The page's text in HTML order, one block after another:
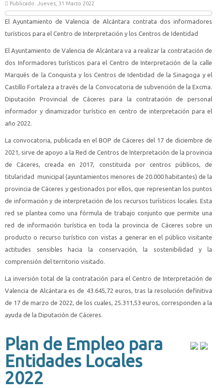
Publicado: Jueves, 31 Marzo 2022
El Ayuntamiento de Valencia de Alcántara contrata dos informadores
turísticos para el Centro de Interpretación y los Centros de Identidad
El Ayuntamiento de Valencia de Alcántara va a realizar la contratación de
dos Informadores turísticos para el Centro de Interpretación de la calle
Marqués de la Conquista y los Centros de Identidad de la Sinagoga y el
Castillo Fortaleza a través de la Convocatoria de subvención de la Excma.
Diputación Provincial de Cáceres para la contratación de personal
informador y dinamizador turístico en centro de interpretación para el
año 2022.
La convocatoria, publicada en el BOP de Cáceres del 17 de diciembre de
2021, sirve de apoyo a la Red de Centros de Interpretación de la provincia
de Cáceres, creada en 2017, constituida por centros públicos, de
titularidad municipal (ayuntamientos menores de 20.000 habitantes) de la
provincia de Cáceres y gestionados por ellos, que representan los puntos
de información y de interpretación de los recursos turísticos locales. Esta
red se plantea como una fórmula de trabajo conjunto que permite una
red de información turística en toda la provincia de Cáceres sobre un
producto o recurso turístico con vistas a generar en el público visitante
actitudes sensibles hacia la conservación, la sostenibilidad y la
comprensión del territorio visitado.
La inversión total de la contratación para el Centro de Interpretación de
Valencia de Alcántara es de 43.645,72 euros, tras la resolución definitiva
de 17 de marzo de 2022, de los cuales, 25.311,53 euros, corresponden a la
ayuda de la Diputación de Cáceres.
Plan de Empleo para
Entidades Locales
2022